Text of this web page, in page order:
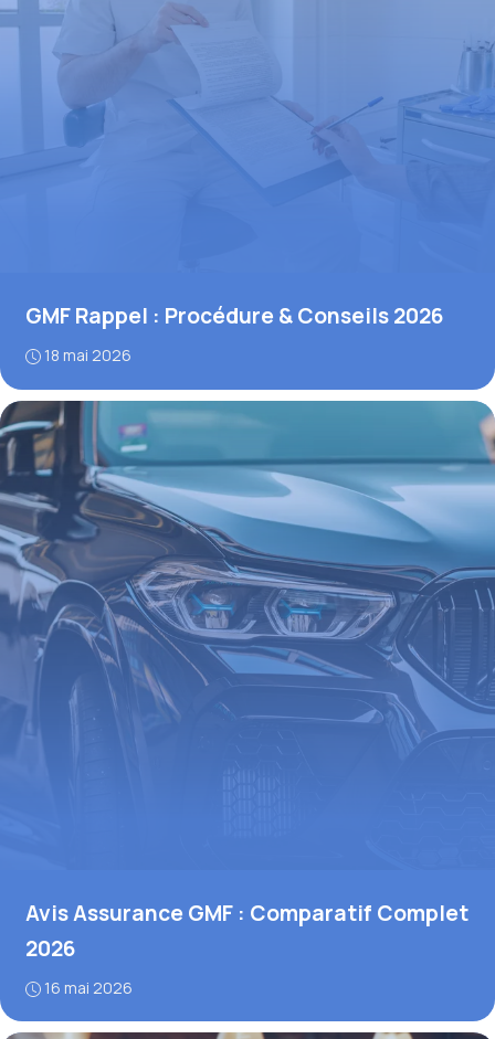
GMF Rappel : Procédure & Conseils 2026
18 mai 2026
Avis Assurance GMF : Comparatif Complet
2026
16 mai 2026